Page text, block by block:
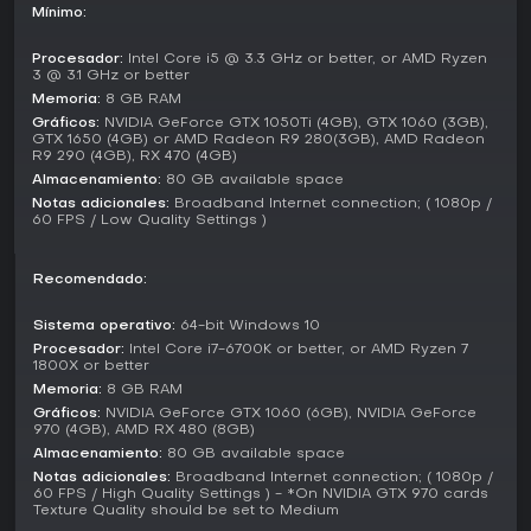
Modos de juego
Eternal, llevando al Doom Slayer por una serie de misiones
narrativas en la Tierra y reinos infernales para frustrar a las
fuerzas demoníacas. Los niveles combinan combates
intensos con exploración, secretos ocultos y Slayer Gates
desafiantes que desbloquean recompensas potentes como
el arma Unmaykr.
Battlemode propone un multijugador asimétrico con un
Doom Slayer contra dos demonios controlados por
El Horde mode, añadido después, ofrece un desafío de
vez más feroces en solitario, probando resistencia y
habilidad en entornos tipo arena.
Actualizaciones y expansiones
DOOM Eternal ha sumado varios updates gratuitos que
enriquecen su contenido. El Update 6.66 de 2021 incorporó
Mínimo:
Procesador: Intel Core i5 @ 3.3 GHz or better, or AMD Ryzen
3 @ 3.1 GHz or better
Memoria: 8 GB RAM
Gráficos: NVIDIA GeForce GTX 1050Ti (4GB), GTX 1060 (3GB),
GTX 1650 (4GB) or AMD Radeon R9 280(3GB), AMD Radeon
R9 290 (4GB), RX 470 (4GB)
Almacenamiento: 80 GB available space
Notas adicionales: Broadband Internet connection; ( 1080p /
60 FPS / Low Quality Settings )
Recomendado:
Sistema operativo: 64-bit Windows 10
Procesador: Intel Core i7-6700K or better, or AMD Ryzen 7
1800X or better
Memoria: 8 GB RAM
Gráficos: NVIDIA GeForce GTX 1060 (6GB), NVIDIA GeForce
970 (4GB), AMD RX 480 (8GB)
Almacenamiento: 80 GB available space
Notas adicionales: Broadband Internet connection; ( 1080p /
60 FPS / High Quality Settings ) - *On NVIDIA GTX 970 cards
Texture Quality should be set to Medium